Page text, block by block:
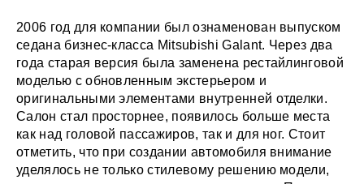
2006 год для компании был ознаменован выпуском
седана бизнес-класса Mitsubishi Galant. Через два
года старая версия была заменена рестайлинговой
моделью с обновленным экстерьером и
оригинальными элементами внутренней отделки.
Салон стал просторнее, появилось больше места
как над головой пассажиров, так и для ног. Стоит
отметить, что при создании автомобиля внимание
уделялось не только стилевому решению модели,